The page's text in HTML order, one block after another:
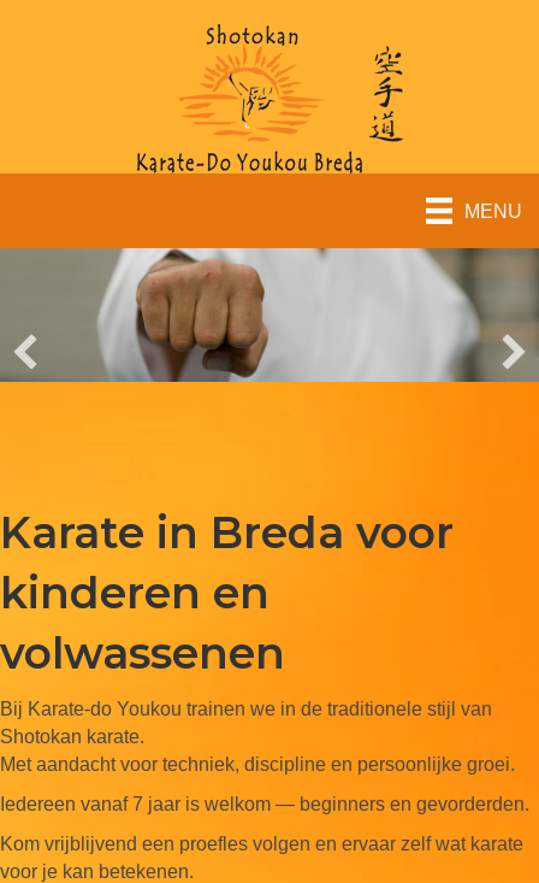
MENU
Karate in Breda voor
kinderen en
volwassenen
Bij Karate-do Youkou trainen we in de traditionele stijl van
Shotokan karate.
Met aandacht voor techniek, discipline en persoonlijke groei.
Iedereen vanaf 7 jaar is welkom — beginners en gevorderden.
Kom vrijblijvend een proefles volgen en ervaar zelf wat karate
voor je kan betekenen.